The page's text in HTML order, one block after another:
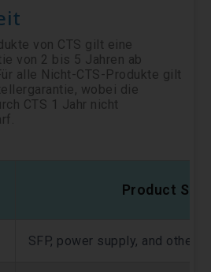
von CTS gilt eine
von 2 bis 5 Jahren ab
alle Nicht-CTS-Produkte gilt
wobei die
CTS 1 Jahr nicht
Product
SFP, power supply, and other